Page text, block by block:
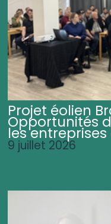
Projet éolien
Opportunités
les
9 juillet 2026